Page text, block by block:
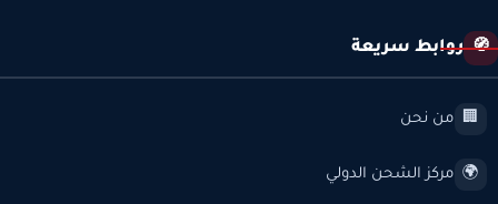
🧭 روابط سريعة
🏢 من نحن
🌍 مركز الشحن الدولي